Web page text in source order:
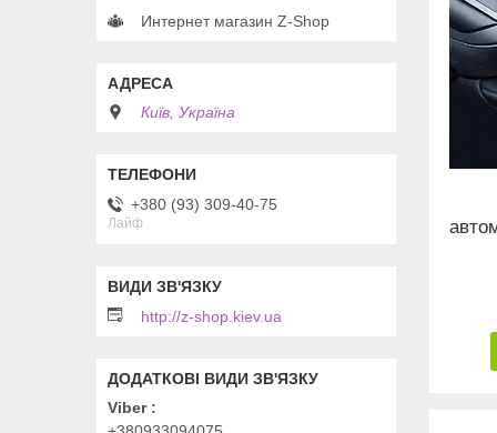
Интернет магазин Z-Shop
Київ, Україна
+380 (93) 309-40-75
Лайф
http://z-shop.kiev.ua
Viber